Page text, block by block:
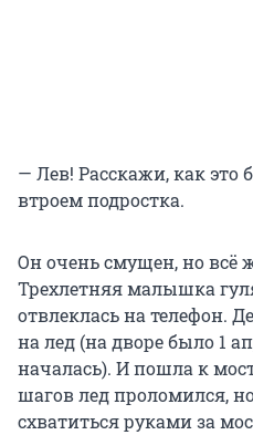
— Лев! Расскажи, как
втроем подростка.
Он очень смущен, но всё
Трехлетняя малышка
отвлеклась на телефон.
на лед (на дворе было 1
началась). И пошла к
шагов лед проломился,
схватиться руками за